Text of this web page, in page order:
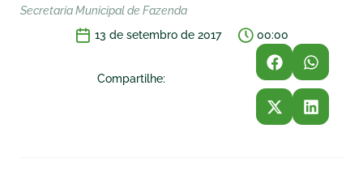
Secretaria Municipal de Fazenda
13 de setembro de 2017
00:00
Compartilhe: